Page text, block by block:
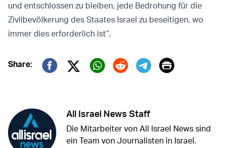
und entschlossen zu bleiben, jede Bedrohung für die
Zivilbevölkerung des Staates Israel zu beseitigen, wo
immer dies erforderlich ist“.
Share:
Twitter (X)
Print
All Israel News Staff
Die Mitarbeiter von All Israel News sind
ein Team von Journalisten in Israel.